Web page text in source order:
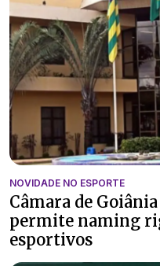
NOVIDADE NO ESPORTE
Câmara de
permite naming
esportivos